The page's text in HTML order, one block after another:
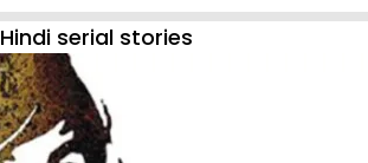
Hindi serial stories